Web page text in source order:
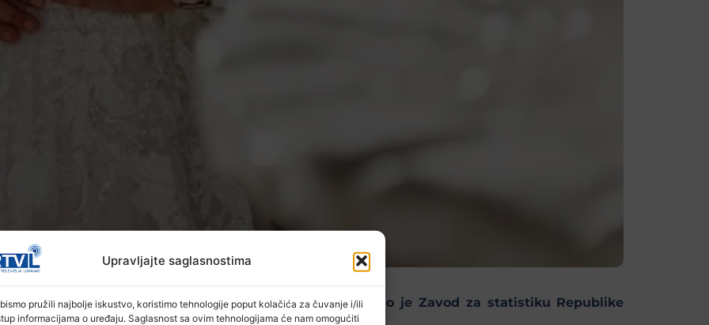
Upravljajte saglasnostima
pružili najbolje iskustvo, koristimo tehnologije poput kolačića za čuvanje i/ili
informacijama o uređaju. Saglasnost sa ovim tehnologijama će nam omogućiti
svadbu, ukupno gledano, košta 827 KM, izračunao je Zavod za statistiku Republike